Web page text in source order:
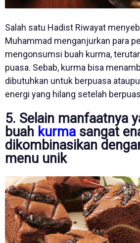
Salah satu Hadist Riwayat
Muhammad menganjurkan para
mengonsumsi buah kurma,
puasa. Sebab, kurma bisa
dibutuhkan untuk berpuasa
energi yang hilang setelah
5. Selain manfaatnya
buah kurma sangat
dikombinasikan
menu unik